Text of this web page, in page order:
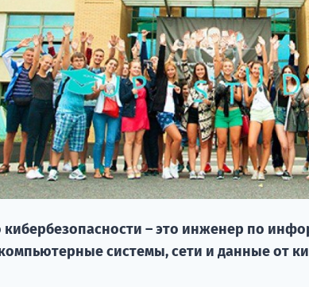
кибербезопасности – это инженер по
системы, сети и данные от